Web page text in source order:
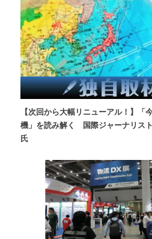
【次回から大幅リニューアル！】「
機」を読み解く 国際ジャーナリス
氏